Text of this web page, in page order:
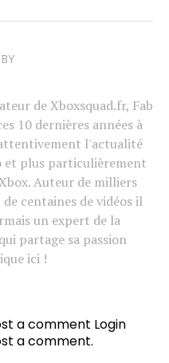
de Xboxsquad.fr, Fab
10 dernières années à
l'actualité
et plus particulièrement
Auteur de milliers
de centaines de vidéos il
un expert de la
partage sa passion
ici !
a comment Login
a comment.